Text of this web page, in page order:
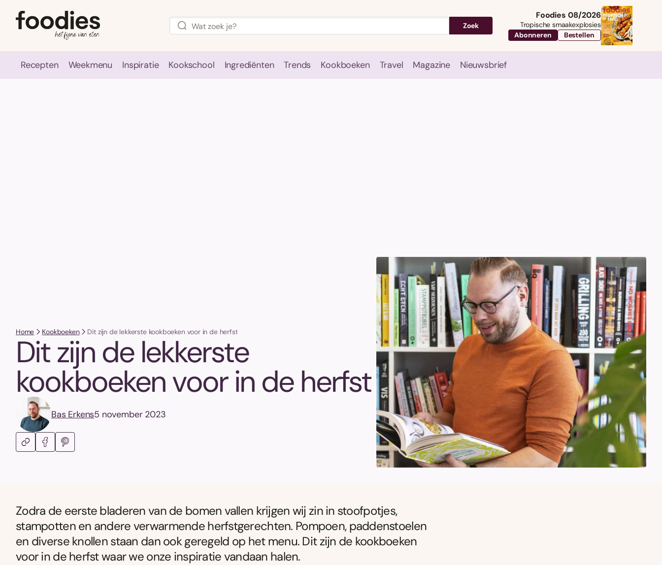
Zoek
Foodies 08/2026
Tropische smaakexplosies
Abonneren
Bestellen
Recepten Weekmenu Inspiratie Kookschool Ingrediënten Trends Kookboeken Travel Magazine Nieuwsbrief
Home Kookboeken Dit zijn de lekkerste kookboeken voor in de herfst
Dit zijn de lekkerste
kookboeken voor in de herfst
Bas Erkens5 november 2023
Zodra de eerste bladeren van de bomen vallen krijgen wij zin in stoofpotjes,
stampotten en andere verwarmende herfstgerechten. Pompoen, paddenstoelen
en diverse knollen staan dan ook geregeld op het menu. Dit zijn de kookboeken
voor in de herfst waar we onze inspiratie vandaan halen.